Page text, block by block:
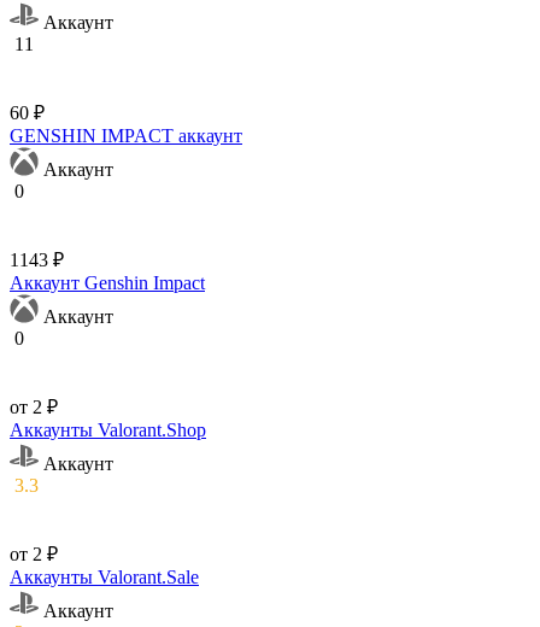
Аккаунт
11
60 ₽
GENSHIN IMPACT аккаунт
Аккаунт
0
1143 ₽
Аккаунт Genshin Impact
Аккаунт
0
от 2 ₽
Аккаунты Valorant.Shop
Аккаунт
3.3
от 2 ₽
Аккаунты Valorant.Sale
Аккаунт